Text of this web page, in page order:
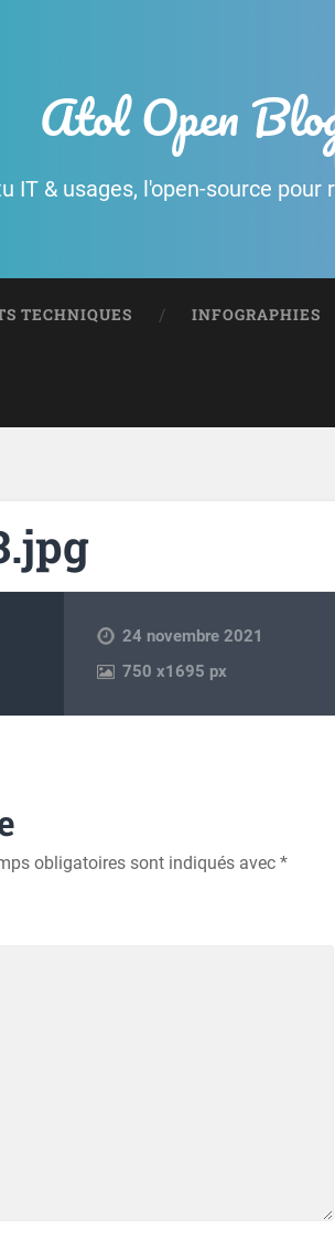
Atol Open
IT & usages, l'open-source pour
TECHNIQUES INFOGRAPHIES
24 novembre 2021
750x1695 px
obligatoires sont indiqués avec *